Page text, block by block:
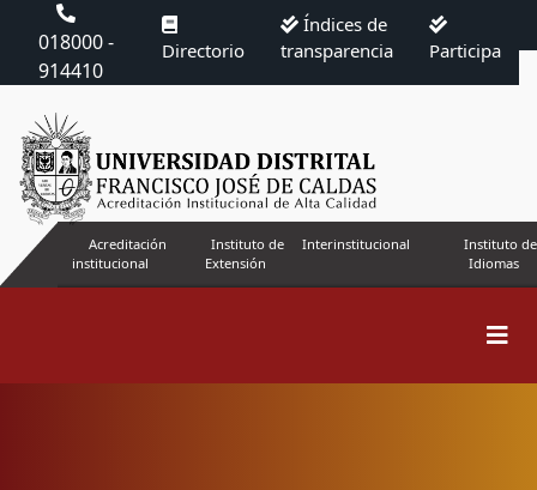
018000 -
914410
Directorio
Índices de
transparencia
Participa
Acreditación
institucional
Instituto de
Extensión
Interinstitucional
Instituto de
Idiomas